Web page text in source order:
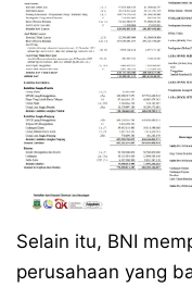
Selain itu, BNI
perusahaan yang